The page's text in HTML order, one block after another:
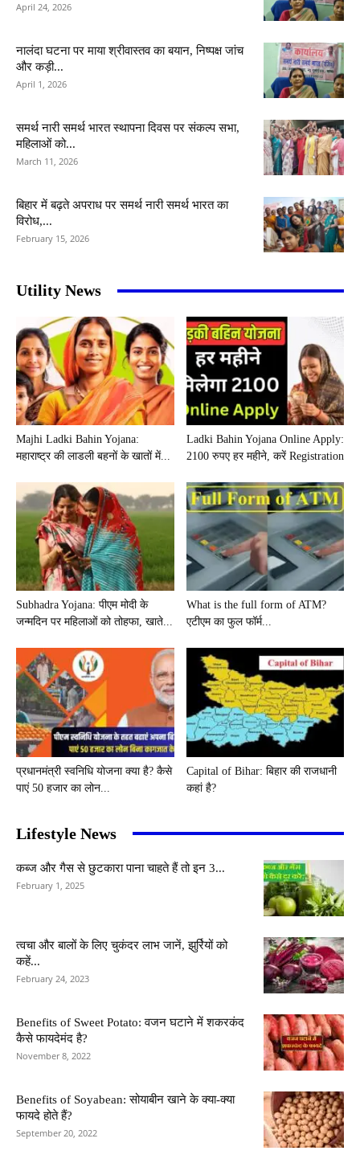
April 24, 2026
नालंदा घटना पर माया श्रीवास्तव का बयान, निष्पक्ष जांच
और कड़ी...
April 1, 2026
समर्थ नारी समर्थ भारत स्थापना दिवस पर संकल्प सभा,
महिलाओं को...
March 11, 2026
बिहार में बढ़ते अपराध पर समर्थ नारी समर्थ भारत का
विरोध,...
February 15, 2026
Utility News
Majhi Ladki Bahin Yojana:
महाराष्ट्र की लाडली बहनों के खातों में...
Ladki Bahin Yojana Online Apply:
2100 रुपए हर महीने, करें Registration
Subhadra Yojana: पीएम मोदी के
जन्मदिन पर महिलाओं को तोहफा, खाते...
What is the full form of ATM?
एटीएम का फुल फॉर्म...
प्रधानमंत्री स्वनिधि योजना क्या है? कैसे
पाएं 50 हजार का लोन...
Capital of Bihar: बिहार की राजधानी
कहां है?
Lifestyle News
कब्ज और गैस से छुटकारा पाना चाहते हैं तो इन 3...
February 1, 2025
त्वचा और बालों के लिए चुकंदर लाभ जानें, झुर्रियों को
कहें...
February 24, 2023
Benefits of Sweet Potato: वजन घटाने में शकरकंद
कैसे फायदेमंद है?
November 8, 2022
Benefits of Soyabean: सोयाबीन खाने के क्या-क्या
फायदे होते हैं?
September 20, 2022